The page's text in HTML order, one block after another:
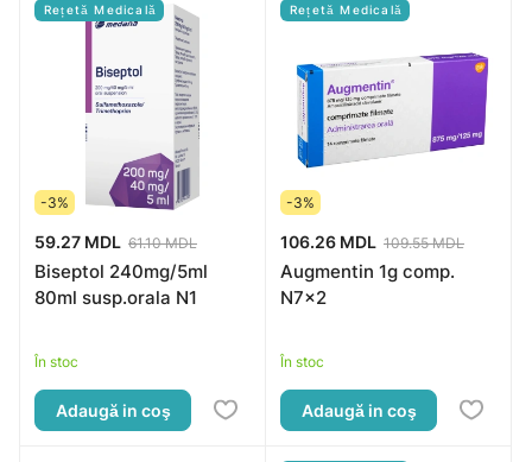
Rețetă Medicală
-3%
59.27 MDL 61.10 MDL
Biseptol 240mg/5ml
80ml susp.orala N1
În stoc
Adaugă in coş
Rețetă Medicală
-3%
106.26 MDL 109.55 MDL
Augmentin 1g comp.
N7x2
În stoc
Adaugă in coş